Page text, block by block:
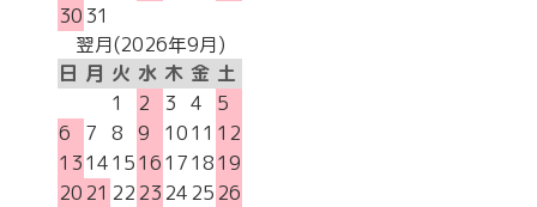
30 31
翌月(2026年9月)
日 月 火 水 木 金 土
1
2 3 4
5
6
7 8 9 1011 12
13141516171819
2021 2223242526